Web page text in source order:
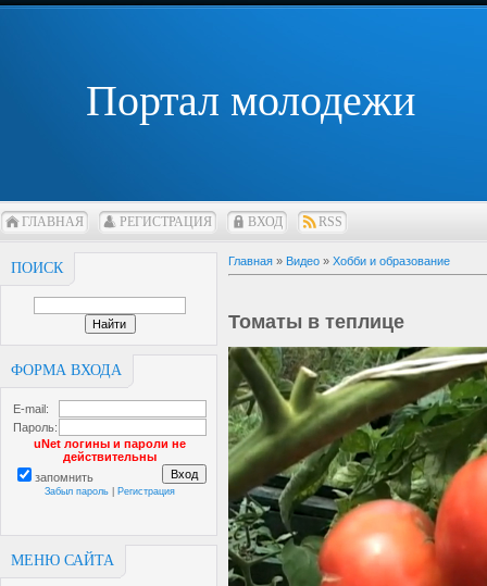
Портал молодежи
ГЛАВНАЯ РЕГИСТРАЦИЯ ВХОД RSS
ПОИСК
ФОРМА ВХОДА
E-mail:
Пароль:
uNet логины и пароли не
действительны
запомнить
Забыл пароль Регистрация
МЕНЮ САЙТА
Главная » Видео » Хобби и образование
Томаты в теплице